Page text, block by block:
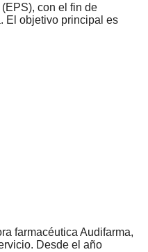
con el fin de
El objetivo principal es
farmacéutica Audifarma,
Desde el año